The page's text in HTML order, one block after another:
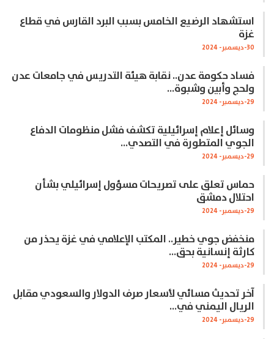
استشهاد الرضيع الخامس بسبب البرد القارس في قطاع
غزة
30-ديسمبر- 2024
فساد حكومة عدن.. نقابة هيئة التدريس في جامعات عدن
ولحج وأبين وشبوة…
29-ديسمبر- 2024
وسائل إعلام إسرائيلية تكشف فشل منظومات الدفاع
الجوي المتطورة في التصدي…
29-ديسمبر- 2024
حماس تعلق على تصريحات مسؤول إسرائيلي بشأن
احتلال دمشق
29-ديسمبر- 2024
منخفض جوي خطير.. المكتب الإعلامي في غزة يحذر من
كارثة إنسانية بحق…
29-ديسمبر- 2024
آخر تحديث مسائي لأسعار صرف الدولار والسعودي مقابل
الريال اليمني في…
29-ديسمبر- 2024